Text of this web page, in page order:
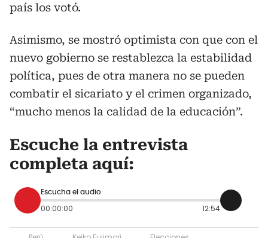
país los votó.
Asimismo, se mostró optimista con que con el
nuevo gobierno se restablezca la estabilidad
política, pues de otra manera no se pueden
combatir el sicariato y el crimen organizado,
“mucho menos la calidad de la educación”.
Escuche la entrevista
completa aquí:
Escucha el audio
00:00:00 12:54